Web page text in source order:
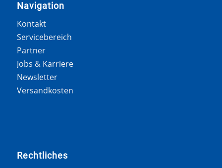
Navigation
Kontakt
Servicebereich
Partner
Jobs & Karriere
Newsletter
Versandkosten
Rechtliches